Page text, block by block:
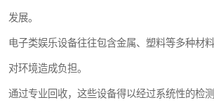
发展。
电子类娱乐设备往往包含金属、塑料等多种材
对环境造成负担。
通过专业回收，这些设备得以经过系统性的检